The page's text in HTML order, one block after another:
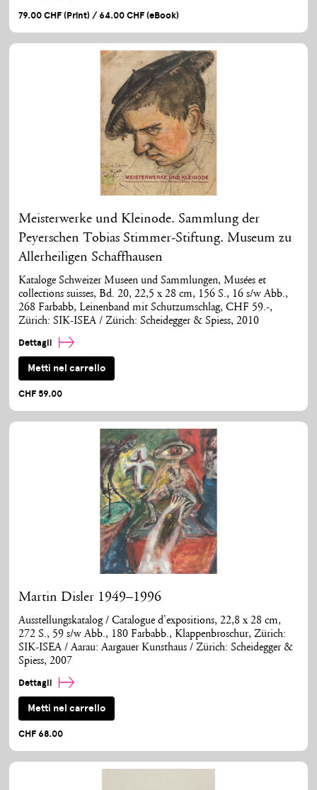
79.00 CHF (Print) / 64.00 CHF (eBook)
Meisterwerke und Kleinode. Sammlung der
Peyerschen Tobias Stimmer-Stiftung. Museum zu
Allerheiligen Schaffhausen
Kataloge Schweizer Museen und Sammlungen, Musées et
collections suisses, Bd. 20, 22,5 x 28 cm, 156 S., 16 s/w Abb.,
268 Farbabb, Leinenband mit Schutzumschlag, CHF 59.-,
Zürich: SIK-ISEA / Zürich: Scheidegger & Spiess, 2010
Dettagli
Metti nel carrello
CHF 59.00
Martin Disler 1949–1996
Ausstellungskatalog / Catalogue d'expositions, 22,8 x 28 cm,
272 S., 59 s/w Abb., 180 Farbabb., Klappenbroschur, Zürich:
SIK-ISEA / Aarau: Aargauer Kunsthaus / Zürich: Scheidegger &
Spiess, 2007
Dettagli
Metti nel carrello
CHF 68.00